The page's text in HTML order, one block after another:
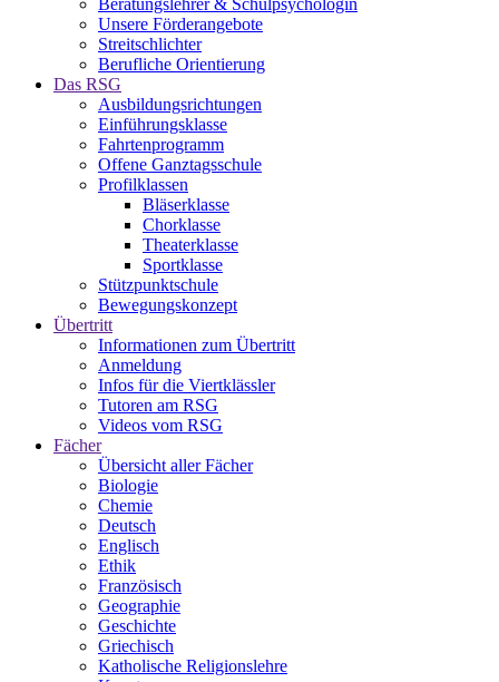
Beratungslehrer & Schulpsychologin
Unsere Förderangebote
Streitschlichter
Berufliche Orientierung
Das RSG
Ausbildungsrichtungen
Einführungsklasse
Fahrtenprogramm
Offene Ganztagsschule
Profilklassen
Bläserklasse
Chorklasse
Theaterklasse
Sportklasse
Stützpunktschule
Bewegungskonzept
Übertritt
Informationen zum Übertritt
Anmeldung
Infos für die Viertklässler
Tutoren am RSG
Videos vom RSG
Fächer
Übersicht aller Fächer
Biologie
Chemie
Deutsch
Englisch
Ethik
Französisch
Geographie
Geschichte
Griechisch
Katholische Religionslehre